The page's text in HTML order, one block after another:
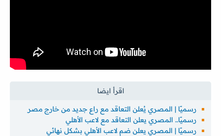
رسميًا | المصري يُعلن التعاقد مع راع جديد من خارج مصر
رسميًا.. المصري يعلن التعاقد مع لاعب الأهلي
رسميًا | المصري يعلن ضم لاعب الأهلي بشكل نهائي